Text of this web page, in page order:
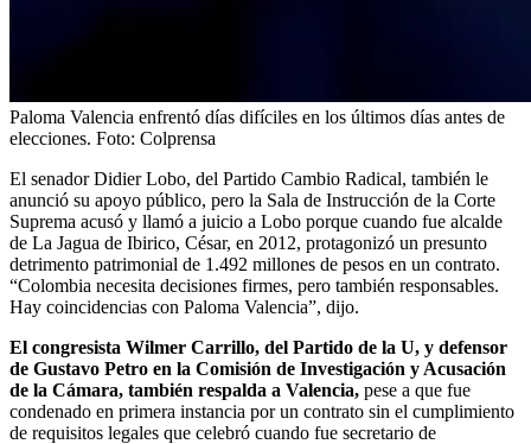
Paloma Valencia enfrentó días difíciles en los últimos días antes de
elecciones. Foto: Colprensa
El senador Didier Lobo, del Partido Cambio Radical, también le
anunció su apoyo público, pero la Sala de Instrucción de la Corte
Suprema acusó y llamó a juicio a Lobo porque cuando fue alcalde
de La Jagua de Ibirico, César, en 2012, protagonizó un presunto
detrimento patrimonial de 1.492 millones de pesos en un contrato.
“Colombia necesita decisiones firmes, pero también responsables.
Hay coincidencias con Paloma Valencia”, dijo.
El congresista Wilmer Carrillo, del Partido de la U, y defensor
de Gustavo Petro en la Comisión de Investigación y Acusación
de la Cámara, también respalda a Valencia, pese a que fue
condenado en primera instancia por un contrato sin el cumplimiento
de requisitos legales que celebró cuando fue secretario de